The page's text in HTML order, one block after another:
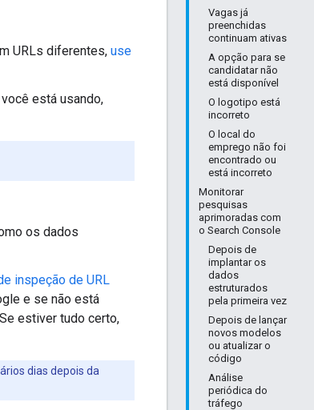
Vagas já
preenchidas
continuam ativas
A opção para se
candidatar não
está disponível
O logotipo está
incorreto
O local do
emprego não foi
encontrado ou
está incorreto
Monitorar
pesquisas
aprimoradas com
o Search Console
Depois de
implantar os
dados
estruturados
pela primeira vez
Depois de lançar
novos modelos
ou atualizar o
código
Análise
periódica do
tráfego
URLs diferentes, use
está usando,
os dados
inspeção de URL
e se não está
estiver tudo certo,
dias depois da